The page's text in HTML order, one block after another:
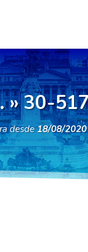
» 30-
desde18/08/2020